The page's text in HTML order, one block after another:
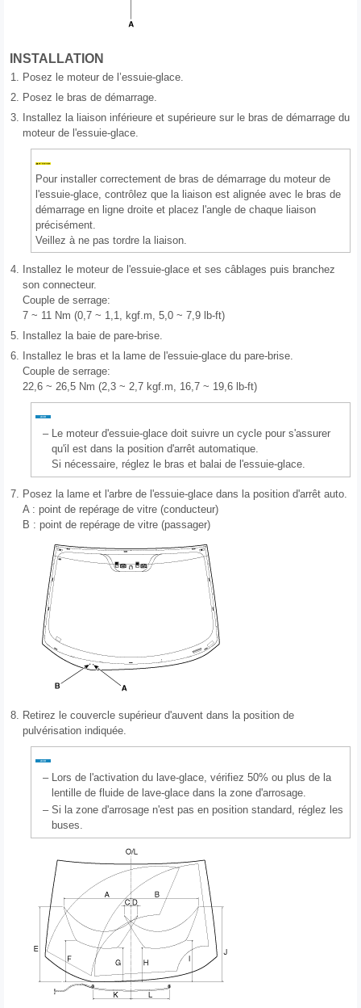
INSTALLATION
1. Posez le moteur de l’essuie-glace.
2. Posez le bras de démarrage.
3.
Installez la liaison inférieure et supérieure sur le bras de démarrage du
moteur de l'essuie-glace.
Pour installer correctement de bras de démarrage du moteur de
l'essuie-glace, contrôlez que la liaison est alignée avec le bras de
démarrage en ligne droite et placez l'angle de chaque liaison
précisément.
Veillez à ne pas tordre la liaison.
4.
Installez le moteur de l'essuie-glace et ses câblages puis branchez
son connecteur.
Couple de serrage:
7 ~ 11 Nm (0,7 ~ 1,1, kgf.m, 5,0 ~ 7,9 lb-ft)
5.
Installez la baie de pare-brise.
6.
Installez le bras et la lame de l'essuie-glace du pare-brise.
Couple de serrage:
22,6 ~ 26,5 Nm (2,3 ~ 2,7 kgf.m, 16,7 ~ 19,6 lb-ft)
– Le moteur d'essuie-glace doit suivre un cycle pour s'assurer
qu'il est dans la position d'arrêt automatique.
Si nécessaire, réglez le bras et balai de l'essuie-glace.
7. Posez la lame et l'arbre de l'essuie-glace dans la position d'arrêt auto.
A : point de repérage de vitre (conducteur)
B : point de repérage de vitre (passager)
8. Retirez le couvercle supérieur d'auvent dans la position de
pulvérisation indiquée.
– Lors de l'activation du lave-glace, vérifiez 50% ou plus de la
lentille de fluide de lave-glace dans la zone d'arrosage.
– Si la zone d'arrosage n'est pas en position standard, réglez les
buses.